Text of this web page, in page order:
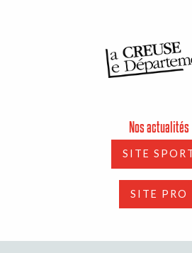
Nos actualités
SITE
SITE PRO